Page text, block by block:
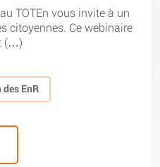
TOTEn vous invite à un
citoyennes. Ce webinaire
(…)
EnR